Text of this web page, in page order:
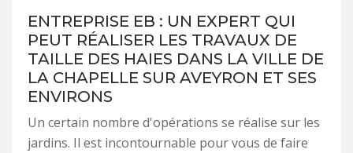
ENTREPRISE EB : UN EXPERT QUI
PEUT RÉALISER LES TRAVAUX DE
TAILLE DES HAIES DANS LA VILLE DE
LA CHAPELLE SUR AVEYRON ET SES
ENVIRONS
Un certain nombre d'opérations se réalise sur les
jardins. Il est incontournable pour vous de faire